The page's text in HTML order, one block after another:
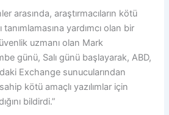
arasında, araştırmacıların kötü
tanımlamasına yardımcı olan bir
uzmanı olan Mark
günü, Salı günü başlayarak, ABD,
Exchange sunucularından
kötü amaçlı yazılımlar için
bildirdi.”